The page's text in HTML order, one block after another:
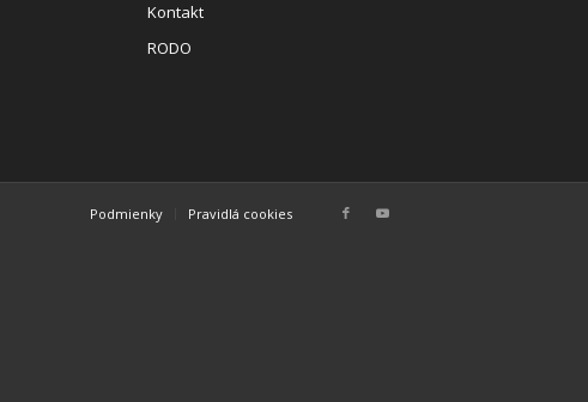
Kontakt
RODO
Podmienky Pravidlá cookies